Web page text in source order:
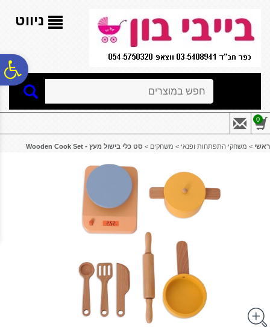
נגישות
אתר
המרכזי
ניווט
0
ראשי > משחקי התפתחות ופנאי > משחקים > סט כלי בישול מעץ - ‏‏‏‏Wooden Cook Set